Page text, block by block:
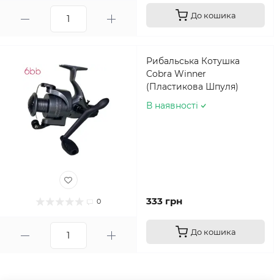
До кошика
0
Рибальська Котушка
Cobra Winner
(Пластикова Шпуля)
В наявності
333 грн
До кошика